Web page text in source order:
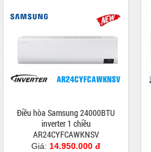
Điều hòa Samsung 24000BTU
inverter 1 chiều
AR24CYFCAWKNSV
Giá: 14.950.000 đ